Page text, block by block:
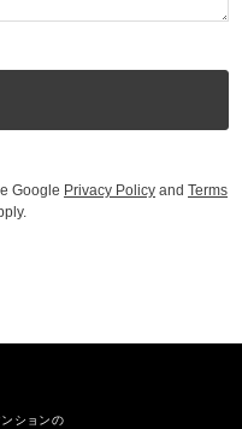
Google Privacy Policy and Terms
ションの